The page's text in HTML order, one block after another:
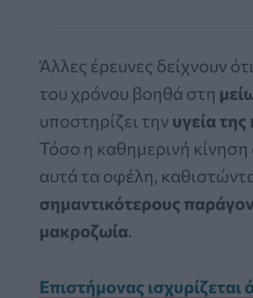
Άλλες έρευνες δείχνουν
του χρόνου βοηθά στη
υποστηρίζει την υγεία
Τόσο η καθημερινή
αυτά τα οφέλη,
σημαντικότερους
μακροζωία.
Επιστήμονας